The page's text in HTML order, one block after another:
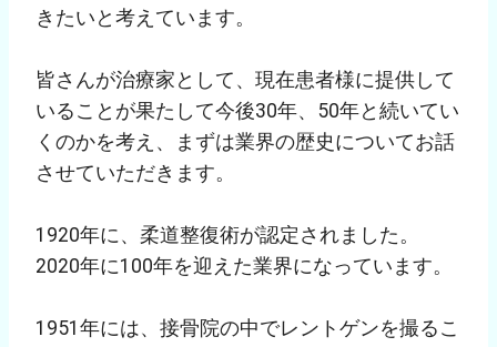
きたいと考えています。
皆さんが治療家として、現在患者様に提供して
いることが果たして今後30年、50年と続いてい
くのかを考え、まずは業界の歴史についてお話
させていただきます。
1920年に、柔道整復術が認定されました。
2020年に100年を迎えた業界になっています。
1951年には、接骨院の中でレントゲンを撮るこ